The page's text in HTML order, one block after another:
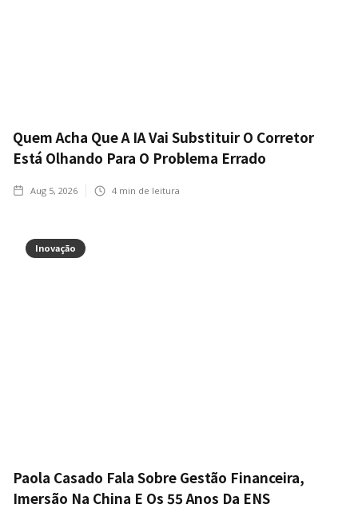
Quem Acha Que A IA Vai Substituir O Corretor
Está Olhando Para O Problema Errado
Aug 5, 2026 4 min de leitura
Inovação
Paola Casado Fala Sobre Gestão Financeira,
Imersão Na China E Os 55 Anos Da ENS